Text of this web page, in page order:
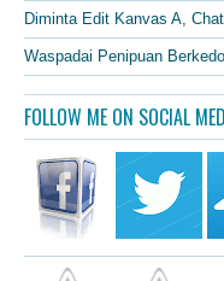
Diminta Edit Kanvas A,
Waspadai Penipuan
FOLLOW ME ON SOCIAL